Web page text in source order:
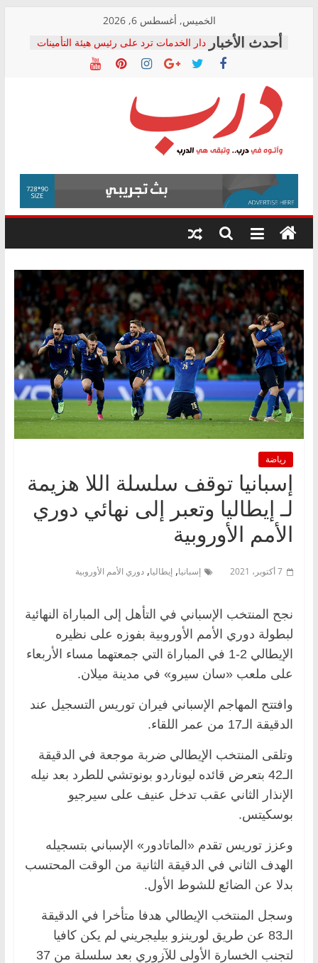
content
الخميس, أغسطس 6, 2026
دار الخدمات ترد على رئيس هيئة التأمينات
بعد مؤتمره الصحفي: إنكار الأزمة لا ينهي
معاناة أصحاب المعاشات.. ونطالب بكشف
فرحات سليمان يكتب: القطاع الصحي إلى
أين؟
حزب التحالف الشعبي يطلق لجنة “الحق
في الصحة” بالإسكندرية لرصد الانتهاكات
ودعم المرضى
الوزاري لمدينة الصحفيين.. وانتهاء أعمال
إنشاء المبنى الإداري
المجلس القومي لحقوق الإنسان يعلن
متابعة قضية الدكتور محمد زهران.. ويؤكد:
قرينة البراءة وضمانات المحاكمة العادلة
درب
وأتوه
درب..
وتبقى
هي
رياضة
إسبانيا توقف سلسلة اللا هزيمة
لـ إيطاليا وتعبر إلى نهائي دوري
الأمم الأوروبية
7 أكتوبر، 2021 إسبانيا, إيطاليا, دوري الأمم الأوروبية
نجح المنتخب الإسباني في التأهل إلى المباراة النهائية
لبطولة دوري الأمم الأوروبية بفوزه على نظيره
الإيطالي 2-1 في المباراة التي جمعتهما مساء الأربعاء
على ملعب «سان سيرو» في مدينة ميلان.
وافتتح المهاجم الإسباني فيران توريس التسجيل عند
الدقيقة الـ17 من عمر اللقاء.
وتلقى المنتخب الإيطالي ضربة موجعة في الدقيقة
الـ42 بتعرض قائده ليوناردو بونوتشي للطرد بعد نيله
الإنذار الثاني عقب تدخل عنيف على سيرجيو
بوسكيتس.
وعزز توريس تقدم «الماتادور» الإسباني بتسجيله
الهدف الثاني في الدقيقة الثانية من الوقت المحتسب
بدلا عن الضائع للشوط الأول.
وسجل المنتخب الإيطالي هدفا متأخرا في الدقيقة
الـ83 عن طريق لورينزو بيليجريني لم يكن كافيا
لتجنب الخسارة الأولى للآزوري بعد سلسلة من 37